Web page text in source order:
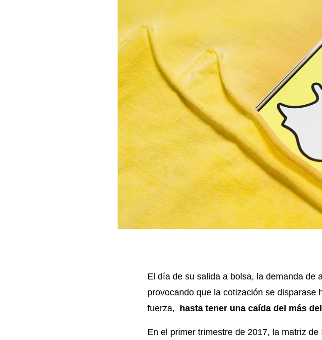
El día de su salida a bolsa, la demanda de
provocando que la cotización se disparase
fuerza, hasta tener una caída del más
En el primer trimestre de 2017, la matriz